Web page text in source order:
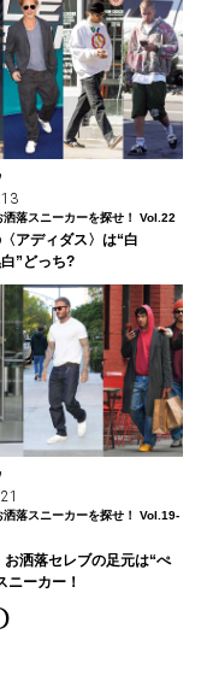
洒落スニーカーを探せ！ Vol.22
アディダス〉は“白
”どっち?
洒落スニーカーを探せ！ Vol.19-
お洒落セレブの足元は“ぺ
ニーカー！